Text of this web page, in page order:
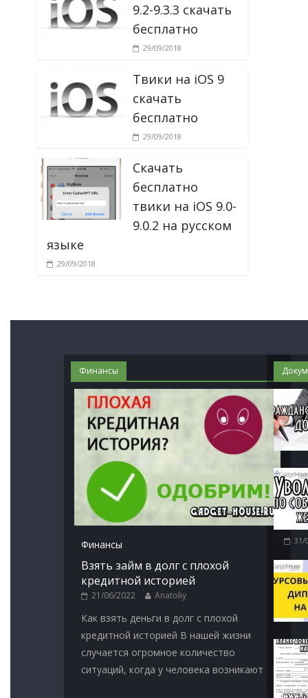
9.2-9.3.3 скачать
бесплатно
29/09/2018
Твики на iOS 9
скачать
бесплатно
29/09/2018
Скачать
бесплатно
твики на iOS 9.0-
9.0.2 на русском
языке
29/09/2018
Финансы
Финансы
Взять займ в долг с плохой
кредитной историей
21/06/2022 Anatoliy
Как взять деньги в долг с плохой
кредитной историей В нашей жизни
случается огромное количество
ситуаций, когда у человека возникают
31/